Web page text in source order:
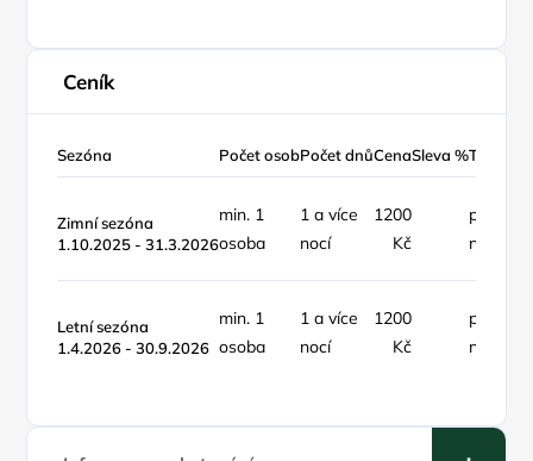
Ceník
Sezóna Počet osobPočet dnůCenaSleva %Typ ceny
Zimní sezóna
1.10.2025 - 31.3.2026
min. 1
osoba
1 a více
nocí
1200
Kč
pokoj /
noc
Letní sezóna
1.4.2026 - 30.9.2026
min. 1
osoba
1 a více
nocí
1200
Kč
pokoj /
noc